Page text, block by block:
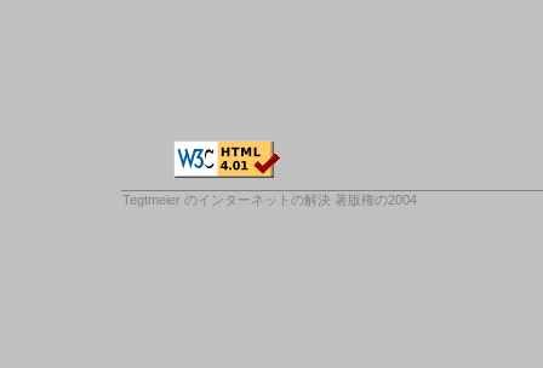
Tegtmeier のインターネットの解決 著版権の2004